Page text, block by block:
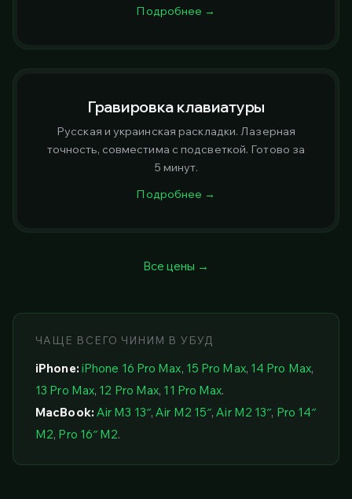
Подробнее →
Гравировка клавиатуры
Русская и украинская раскладки. Лазерная
точность, совместима с подсветкой. Готово за
5 минут.
Подробнее →
Все цены →
ЧАЩЕ ВСЕГО ЧИНИМ В УБУД
iPhone: iPhone 16 Pro Max, 15 Pro Max, 14 Pro Max,
13 Pro Max, 12 Pro Max, 11 Pro Max.
MacBook: Air M3 13″,Air M2 15″,Air M2 13″, Pro 14″
M2, Pro 16″ M2.